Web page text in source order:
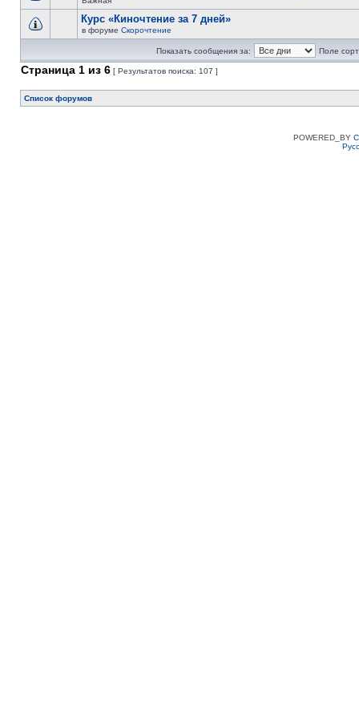
Курс «Киночтение за 7 дней»
в форуме Скорочтение
Показать сообщения за: Поле
Страница 1 из 6 [ Результатов поиска: 107 ]
Список форумов
POWERED_BY